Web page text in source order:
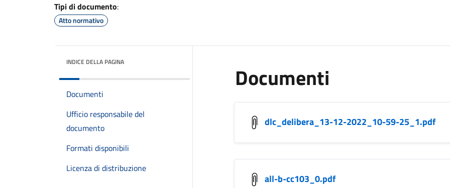
Tipi di documento:
Atto normativo
INDICE DELLA PAGINA
Documenti
Ufficio responsabile del
documento
Formati disponibili
Licenza di distribuzione
Documenti
dlc_delibera_13-12-2022_10-59-25_1.pdf
all-b-cc103_0.pdf